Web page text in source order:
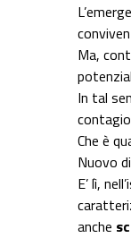
Ma,
In tal
Che è
Nuovo
E’ lì,
anche